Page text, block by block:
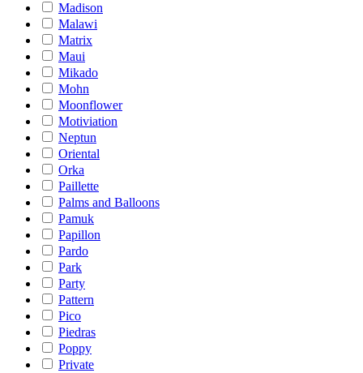
Madison
Malawi
Matrix
Maui
Mikado
Mohn
Moonflower
Motiviation
Neptun
Oriental
Orka
Paillette
Palms and Balloons
Pamuk
Papillon
Pardo
Park
Party
Pattern
Pico
Piedras
Poppy
Private